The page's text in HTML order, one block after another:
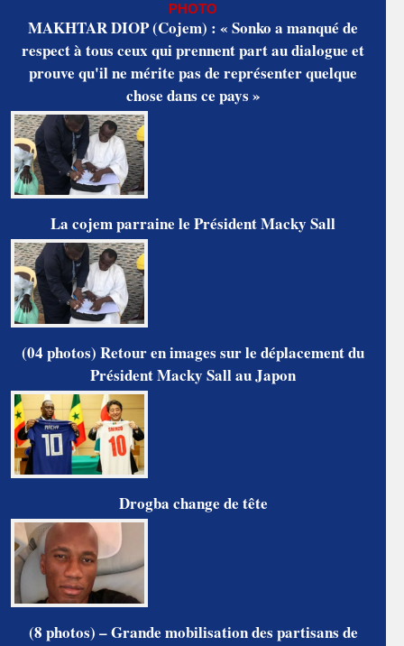
PHOTO
MAKHTAR DIOP (Cojem) : « Sonko a manqué de
respect à tous ceux qui prennent part au dialogue et
prouve qu'il ne mérite pas de représenter quelque
chose dans ce pays »
La cojem parraine le Président Macky Sall
(04 photos) Retour en images sur le déplacement du
Président Macky Sall au Japon
Drogba change de tête
(8 photos) – Grande mobilisation des partisans de